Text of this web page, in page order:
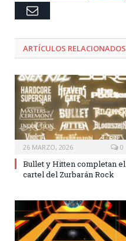
Email
ARTÍCULOS RELACIONADOS
26 MARZO, 2026 0
Bullet y Hitten completan el
cartel del Zurbarán Rock